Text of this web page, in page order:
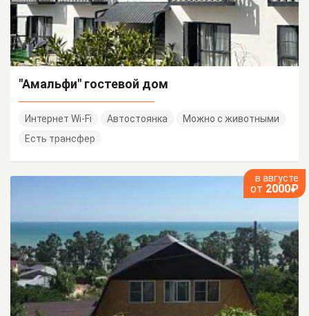
"Амальфи" гостевой дом
Интернет Wi-Fi Автостоянка
Можно с животными
Есть трансфер
в августе
от 2000₽